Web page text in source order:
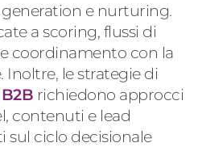
e nurturing.
a scoring, flussi di
coordinamento con la
Inoltre, le strategie di
richiedono approcci
contenuti e lead
sul ciclo decisionale